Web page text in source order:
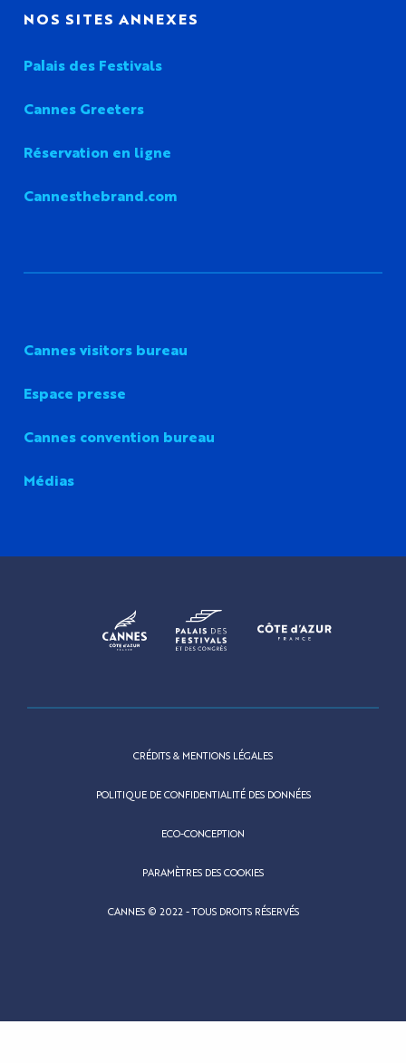
NOS SITES ANNEXES
Palais des Festivals
Cannes Greeters
Réservation en ligne
Cannesthebrand.com
Cannes visitors bureau
Espace presse
Cannes convention bureau
Médias
CRÉDITS & MENTIONS LÉGALES
POLITIQUE DE CONFIDENTIALITÉ DES DONNÉES
ECO-CONCEPTION
PARAMÈTRES DES COOKIES
CANNES © 2022 - TOUS DROITS RÉSERVÉS